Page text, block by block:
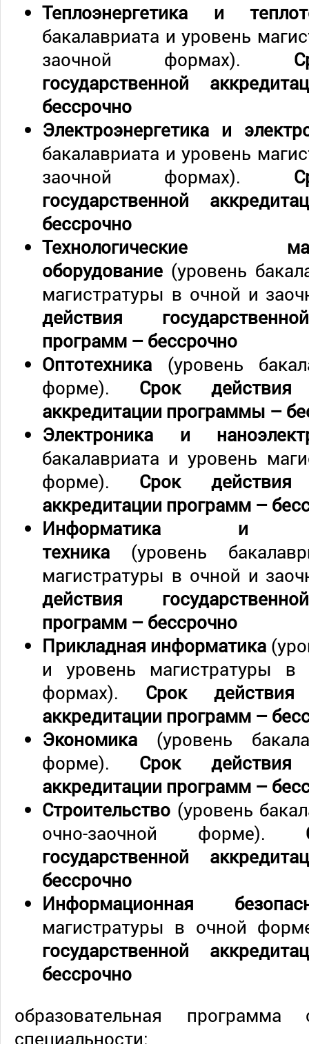
Теплоэнергетика и
бакалавриата и уровень
заочной формах).
государственной
бессрочно
Электроэнергетика и
бакалавриата и уровень
заочной формах).
государственной
бессрочно
оборудование (уровень
магистратуры в очной и
действия
программ – бессрочно
Оптотехника (уровень
форме). Срок действия
аккредитации программы –
Электроника и
бакалавриата и уровень
форме). Срок действия
аккредитации программ –
Информатика и
техника (уровень
магистратуры в очной и
действия
программ – бессрочно
Прикладная информатика
и уровень магистратуры
формах). Срок действия
аккредитации программ –
Экономика (уровень
форме). Срок действия
аккредитации программ –
Строительство (уровень
очно-заочной форме).
государственной
бессрочно
Информационная
магистратуры в очной
государственной
бессрочно
образовательная программа
специальности: